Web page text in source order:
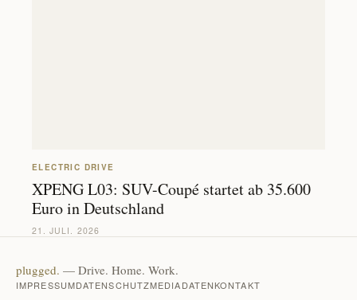
ELECTRIC DRIVE
XPENG L03: SUV-Coupé startet ab 35.600
Euro in Deutschland
21. JULI. 2026
plugged. — Drive. Home. Work.
IMPRESSUMDATENSCHUTZMEDIADATENKONTAKT